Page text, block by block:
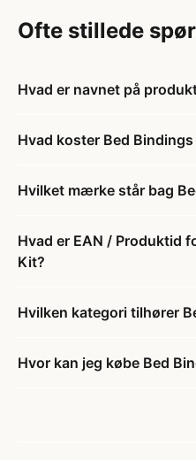
Ofte stillede
Hvad er navnet på
Hvad koster Bed
Hvilket mærke står bag
Hvad er EAN / Produktid
Kit?
Hvilken kategori tilhører
Hvor kan jeg købe Bed